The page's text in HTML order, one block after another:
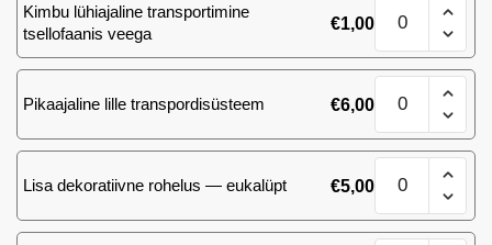
Kimbu lühiajaline transportimine
tsellofaanis veega
€1,00 punast
roosi
110
cm.
kogus
Pikaajaline lille transpordisüsteem €6,00 punast
roosi
110
cm.
kogus
Lisa dekoratiivne rohelus — eukalüpt €5,00 punast
roosi
110